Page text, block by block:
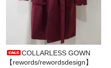
COLLARLESS GOWN
【rewords/rewordsdesign】